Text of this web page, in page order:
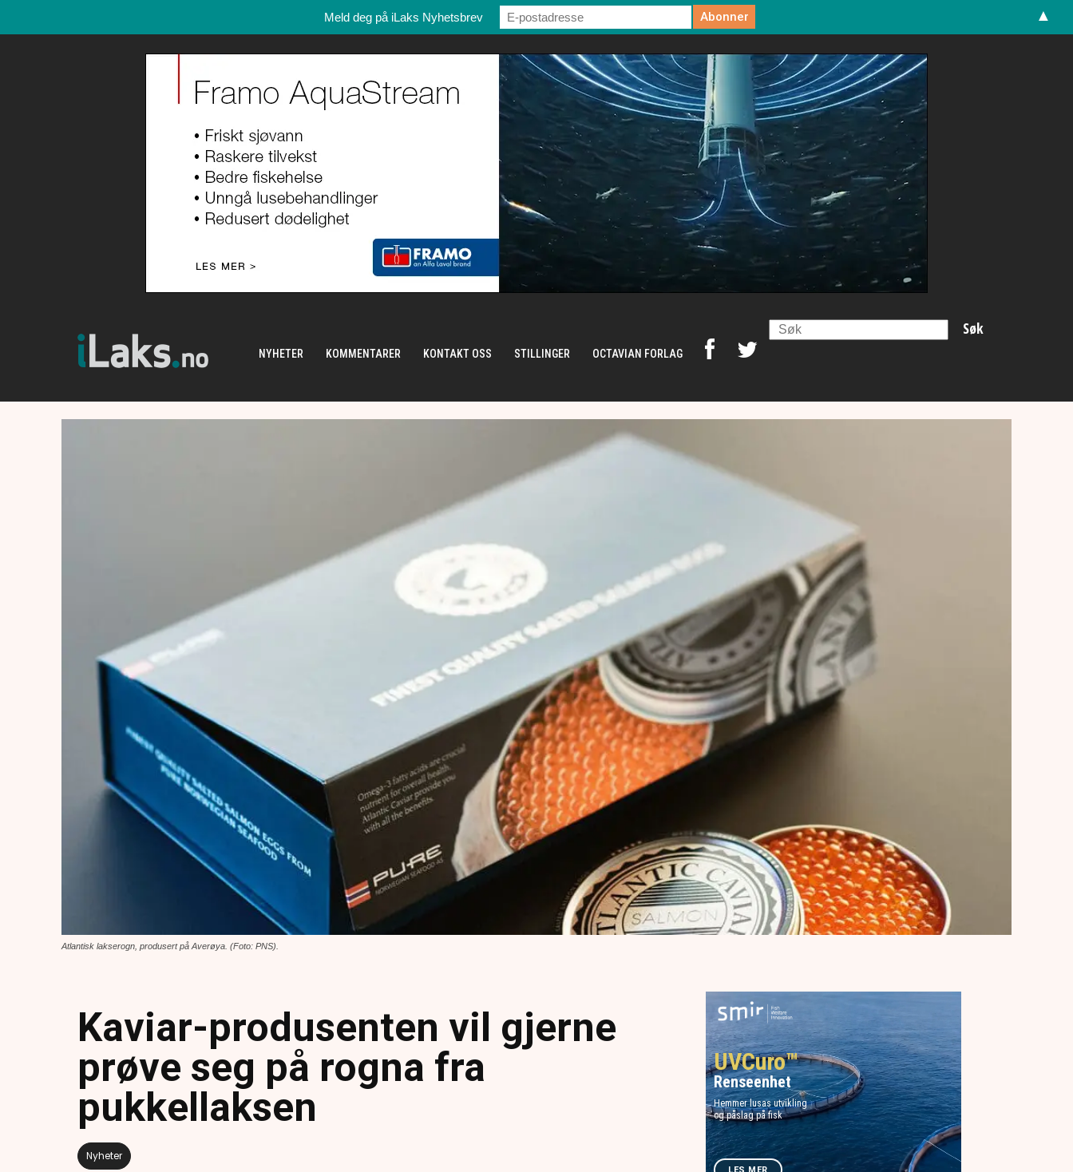
NYHETER KOMMENTARER KONTAKT OSS STILLINGER OCTAVIAN FORLAG
Search
Atlantisk lakserogn, produsert på Averøya. (Foto: PNS).
Kaviar-produsenten vil gjerne
prøve seg på rogna fra
pukkellaksen
Nyheter
Meld deg på iLaks Nyhetsbrev ▲